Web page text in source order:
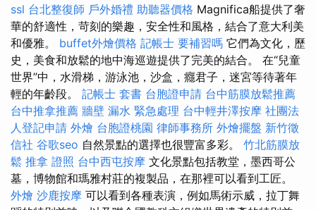
ssl 台北整復師 戶外婚禮 助聽器價格 Magnifica船提供了奢
華的舒適性，苛刻的樂趣，安全性和風格，結合了意大利美
和優雅。 buffet外燴價格 記帳士 要補習嗎 它們為文化，歷
史，美食和放鬆的地中海巡遊提供了完美的結合。 在“兒童
世界”中，水滑梯，游泳池，沙盒，癮君子，迷宮等待著年
輕的年齡段。 記帳士 套書 台胞證申請 台中筋膜放鬆推薦
台中推拿推薦 牆壁 漏水 緊急處理 台中輕井澤按摩 社團法
人登記申請 外燴 台胞證桃園 律師事務所 外燴擺盤 新竹徵
信社 谷歌seo 自然景點的選擇也很豐富多彩。 竹北筋膜放
鬆 推拿 證照 台中西屯按摩 文化景點包括教堂，墨西哥公
墓，博物館和瑪雅村莊的複製品，在那裡可以看到工匠。
外燴 沙鹿按摩 可以看到各種表演，例如馬術示威，拉丁舞